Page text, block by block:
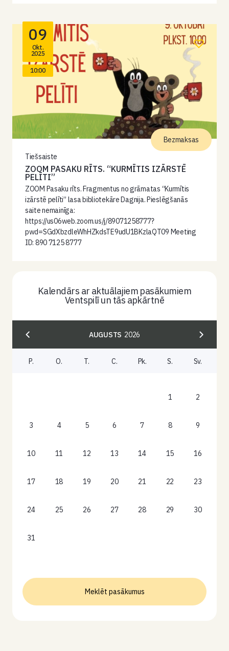
09
Okt.
2025
10:00
Tiešsaiste
ZOOM PASAKU RĪTS. “KURMĪTIS IZĀRSTĒ
PELĪTI”
ZOOM Pasaku rīts. Fragmentus no grāmatas “Kurmītis
izārstē pelīti” lasa bibliotekāre Dagnija. Pieslēgšanās
saite nemainīga:
https://us06web.zoom.us/j/89071258777?
pwd=SGdXbzdleWhHZkdsTE9udU1BKzlaQT09 Meeting
ID: 890 7125 8777
Bezmaksas
Kalendārs ar aktuālajiem pasākumiem
Ventspilī un tās apkārtnē
AUGUSTS 2026
P. O. T. C. Pk. S. Sv.
1 2
3 4 5 6 7 8 9
10 11 12 13 14 15 16
17 18 19 20 21 22 23
24 25 26 27 28 29 30
31
Meklēt pasākumus